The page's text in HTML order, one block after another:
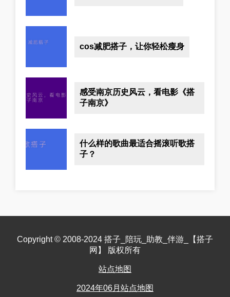
cos减肥搭子，让你轻松瘦身
感受南京历史风云，看电影《搭
子南京》
什么样的歌曲最适合摇滚听歌搭
子？
Copyright © 2008-2024 搭子_陪玩_助教_伴游_【搭子
网】 版权所有
站点地图
2024年06月站点地图